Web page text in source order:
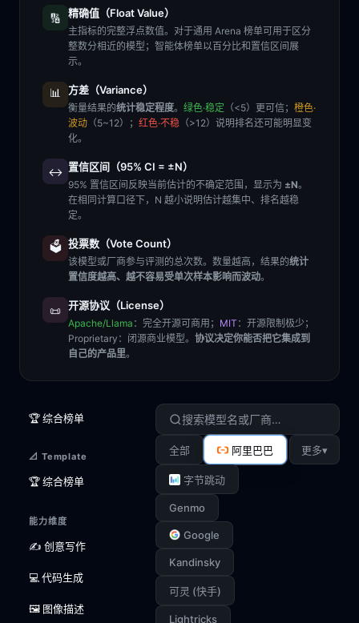
🔢 精确值（Float Value）
主指标的完整浮点数值。对于通用 Arena 榜单可用于区分
整数分相近的模型；智能体榜单以百分比和置信区间展
示。
📊 方差（Variance）
衡量结果的统计稳定程度。 绿色·稳定 （<5）更可信； 橙色·
波动 （5~12）； 红色·不稳 （>12）说明排名还可能明显变
化。
↔️ 置信区间（95% CI = ±N）
95% 置信区间反映当前估计的不确定范围，显示为 ±N。
在相同计算口径下，N 越小说明估计越集中、排名越稳
定。
🗳️ 投票数（Vote Count）
该模型或厂商参与评测的总次数。数量越高，结果的统计
置信度越高、越不容易受单次样本影响而波动。
📜 开源协议（License）
Apache/Llama ：完全开源可商用； MIT ：开源限制极少；
Proprietary ：闭源商业模型。 协议决定你能否把它集成到
自己的产品里。
🏆 综合榜单
📐 Template
🏆 综合榜单
能力维度
✍️ 创意写作
💻 代码生成
🖼️ 图像描述
全部 阿里巴巴
字节跳动
Genmo
Google
Kandinsky
可灵 (快手)
Lightricks
更多▾